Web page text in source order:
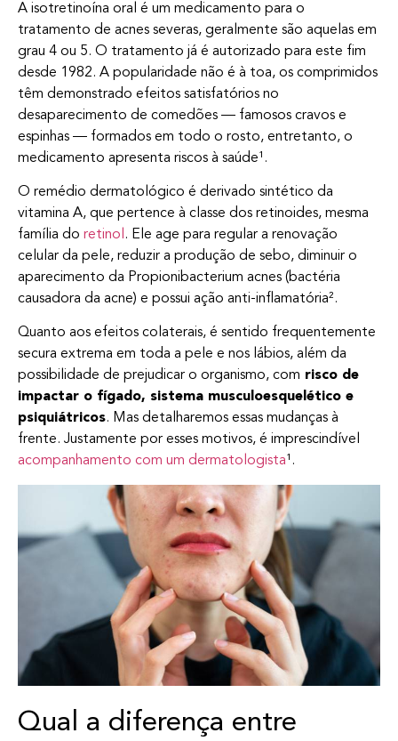
A isotretinoína oral é um medicamento para o
tratamento de acnes severas, geralmente são aquelas em
grau 4 ou 5. O tratamento já é autorizado para este fim
desde 1982. A popularidade não é à toa, os comprimidos
têm demonstrado efeitos satisfatórios no
desaparecimento de comedões — famosos cravos e
espinhas — formados em todo o rosto, entretanto, o
medicamento apresenta riscos à saúde¹.
O remédio dermatológico é derivado sintético da
vitamina A, que pertence à classe dos retinoides, mesma
família do retinol . Ele age para regular a renovação
celular da pele, reduzir a produção de sebo, diminuir o
aparecimento da Propionibacterium acnes (bactéria
causadora da acne) e possui ação anti-inflamatória².
Quanto aos efeitos colaterais, é sentido frequentemente
secura extrema em toda a pele e nos lábios, além da
possibilidade de prejudicar o organismo, com risco de
impactar o fígado, sistema musculoesquelético e
psiquiátricos. Mas detalharemos essas mudanças à
frente. Justamente por esses motivos, é imprescindível
acompanhamento com um dermatologista ¹.
Qual a diferença entre